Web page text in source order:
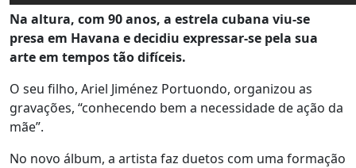
Na altura, com 90 anos, a estrela cubana viu-se
presa em Havana e decidiu expressar-se pela sua
arte em tempos tão difíceis.
O seu filho, Ariel Jiménez Portuondo, organizou as
gravações, “conhecendo bem a necessidade de ação da
mãe”.
No novo álbum, a artista faz duetos com uma formação